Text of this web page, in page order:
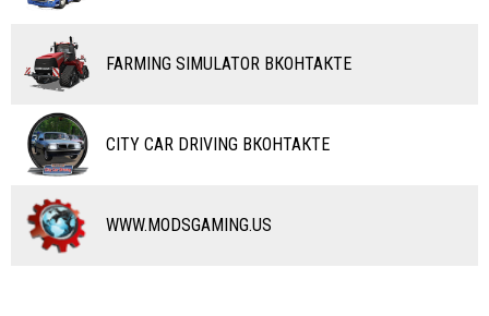
ЧИТЫ
ПРОГРАММЫFARMING SIMULATOR ВКОНТАКТЕ
CITY CAR DRIVING ВКОНТАКТЕ
WWW.MODSGAMING.US